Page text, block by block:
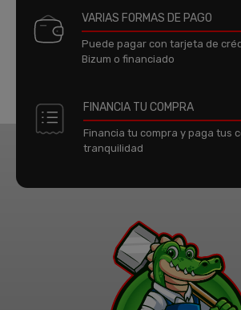
VARIAS FORMAS DE PAGO
Puede pagar con tarjeta de
Bizum o financiado
FINANCIA TU COMPRA
Financia tu compra y paga tus
tranquilidad